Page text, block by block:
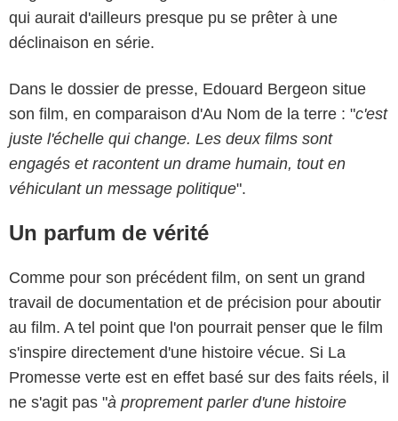
qui aurait d'ailleurs presque pu se prêter à une
déclinaison en série.
Dans le dossier de presse, Edouard Bergeon situe
son film, en comparaison d'Au Nom de la terre : "c'est
juste l'échelle qui change. Les deux films sont
engagés et racontent un drame humain, tout en
véhiculant un message politique".
Un parfum de vérité
Comme pour son précédent film, on sent un grand
travail de documentation et de précision pour aboutir
au film. A tel point que l'on pourrait penser que le film
s'inspire directement d'une histoire vécue. Si La
Promesse verte est en effet basé sur des faits réels, il
ne s'agit pas "à proprement parler d'une histoire